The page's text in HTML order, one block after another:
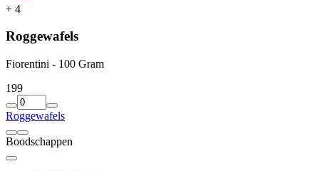
+ 4
Roggewafels
Fiorentini - 100 Gram
199
Roggewafels
Boodschappen